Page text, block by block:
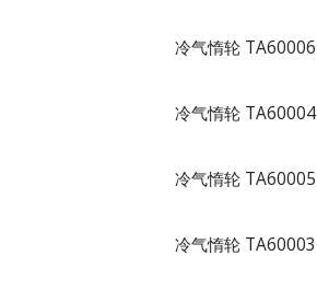
冷气惰轮 TA60006
冷气惰轮 TA60004
冷气惰轮 TA60005
冷气惰轮 TA60003